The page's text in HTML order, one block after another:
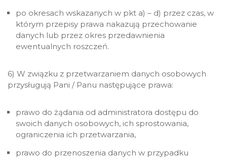
po okresach wskazanych w pkt a) – d) przez czas, w
którym przepisy prawa nakazują przechowanie
danych lub przez okres przedawnienia
ewentualnych roszczeń.
6) W związku z przetwarzaniem danych osobowych
przysługują Pani / Panu następujące prawa:
prawo do żądania od administratora dostępu do
swoich danych osobowych, ich sprostowania,
ograniczenia ich przetwarzania,
prawo do przenoszenia danych w przypadku